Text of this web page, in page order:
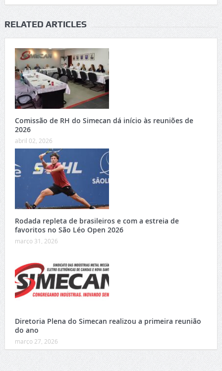
RELATED ARTICLES
Comissão de RH do Simecan dá início às reuniões de
2026
abril 02, 2026
Rodada repleta de brasileiros e com a estreia de
favoritos no São Léo Open 2026
março 31, 2026
Diretoria Plena do Simecan realizou a primeira reunião
do ano
março 27, 2026